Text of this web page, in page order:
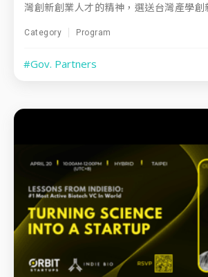
灣創新創業人才的精神，選送台灣產學創
Category Program
#Gov. Partners